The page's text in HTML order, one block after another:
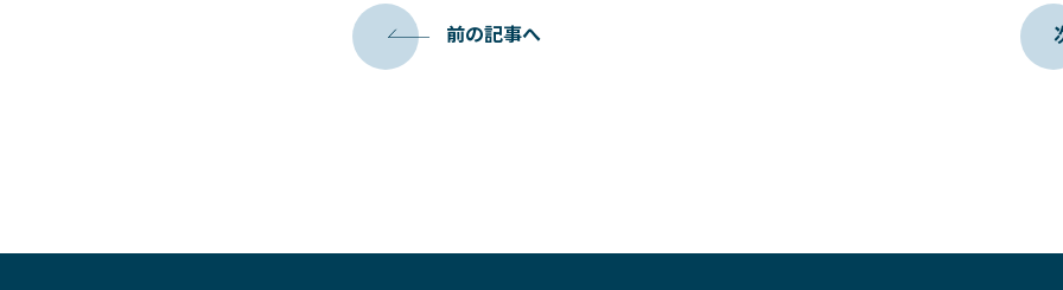
前の記事へ